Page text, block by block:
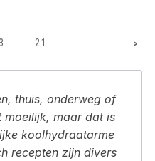
3 21 >
thuis, onderweg of
moeilijk, maar dat is
koolhydraatarme
recepten zijn divers